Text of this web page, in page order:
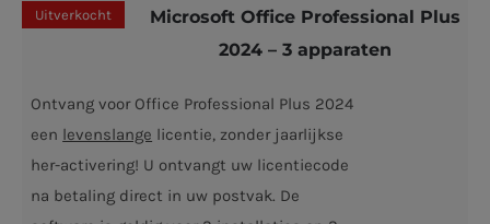
Uitverkocht
Microsoft Office Professional Plus
2024 – 3 apparaten
Ontvang voor Office Professional Plus 2024
een levenslange licentie, zonder jaarlijkse
her-activering! U ontvangt uw licentiecode
na betaling direct in uw postvak. De